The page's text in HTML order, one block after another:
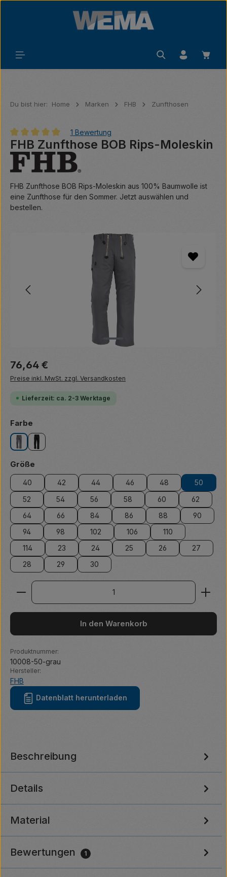
Zum Hauptinhalt springen
Du bist hier: Home Marken FHB Zunfthosen
Durchschnittliche Bewertung von 5 von 5 Sternen
1 Bewertung
FHB Zunfthose BOB Rips-Moleskin
FHB Zunfthose BOB Rips-Moleskin aus 100% Baumwolle ist
eine Zunfthose für den Sommer. Jetzt auswählen und
bestellen.
Bildergalerie überspringen
Regulärer Preis:
76,64 €
Preise inkl. MwSt. zzgl. Versandkosten
Lieferzeit: ca. 2-3 Werktage
Farbe
grau schwarz
Größe
40 42 44 46 48
50
52
54 56 58 60
62
64
66 84 86 88
90
94
98 102 106
110
114
23 24 25 26
27
28
29 30
Produkt Anzahl: Gib den gewünschten Wert ein
In den Warenkorb
Produktnummer:
10008-50-grau
Hersteller:
FHB
Datenblatt herunterladen
Beschreibung
Details
Material
Bewertungen 1